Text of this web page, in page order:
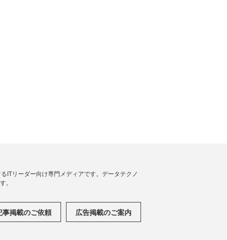
ITリーダー向け専門メディアです。データテクノ
。
事掲載のご依頼 広告掲載のご案内